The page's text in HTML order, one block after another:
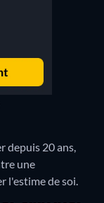
depuis 20 ans,
une
l'estime de soi.